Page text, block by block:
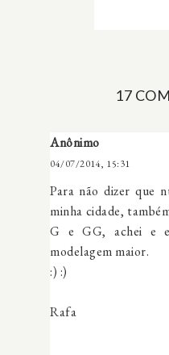
17
Anônimo
04/07/2014, 15:31
Para não dizer que
minha cidade,
G e GG, achei e
modelagem maior.
:) :)
Rafa